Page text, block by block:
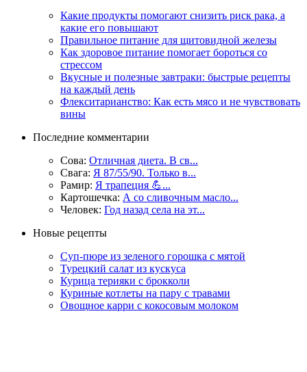
Какие продукты помогают снизить риск рака, а
какие его повышают
Правильное питание для щитовидной железы
Как здоровое питание помогает бороться со
стрессом
Вкусные и полезные завтраки: быстрые рецепты
на каждый день
Флекситарианство: Как есть мясо и не чувствовать
вины
Последние комментарии
Сова: Отличная диета. В св...
Свага: Я 87/55/90. Только в...
Рамир: Я трапеция 💪...
Картошечка: А со сливочным масло...
Человек: Год назад села на эт...
Новые рецепты
Суп-пюре из зеленого горошка с мятой
Турецкий салат из кускуса
Курица терияки с брокколи
Куриные котлеты на пару с травами
Овощное карри с кокосовым молоком